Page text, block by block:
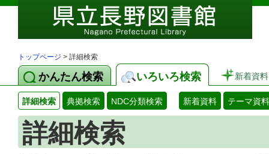
トップページ > 詳細検索
かんたん検索 いろいろ検索 新着資料
詳細検索 典拠検索 NDC分類検索 新着資料 テーマ資料
詳細検索